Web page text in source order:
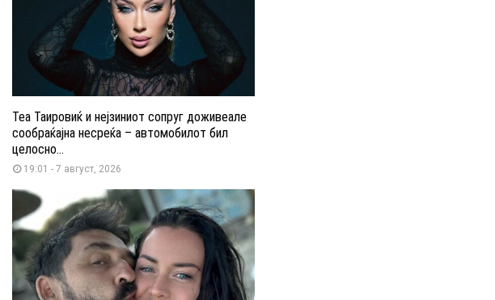
Теа Таировиќ и нејзиниот сопруг доживеале
сообраќајна несреќа – автомобилот бил
целосно...
19:01 - 7 август, 2026